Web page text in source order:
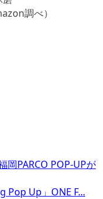
調べ）
岡PARCO POP-UPが
Pop Up」ONE F...